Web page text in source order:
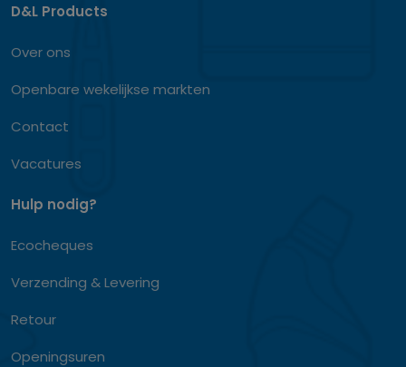
D&L Products
Over ons
Openbare wekelijkse markten
Contact
Vacatures
Hulp nodig?
Ecocheques
Verzending & Levering
Retour
Openingsuren